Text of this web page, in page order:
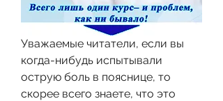
Уважаемые читатели, если вы
когда-нибудь испытывали
острую боль в пояснице, то
скорее всего знаете, что это